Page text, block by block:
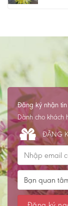
Đăng ký nhận
Dành cho khách
ĐĂNG